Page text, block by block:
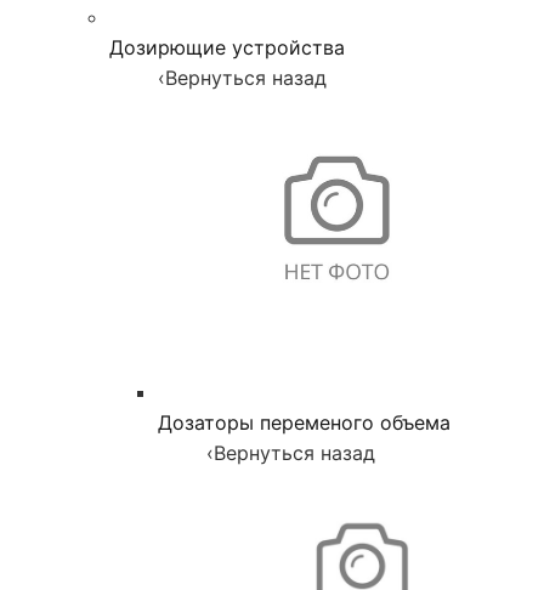
Дозирющие устройства
‹Вернуться назад
Дозаторы переменого объема
‹Вернуться назад